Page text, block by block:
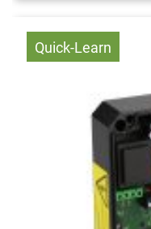
Quick-Learn